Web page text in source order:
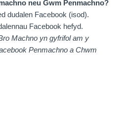
neu Gwm Penmachno?
dudalen Facebook (isod).
Facebook hefyd.
Machno yn gyfrifol am y
Penmachno a Chwm